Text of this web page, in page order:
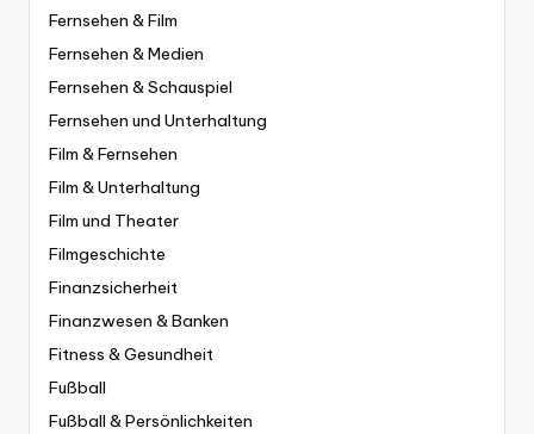
Fernsehen & Film
Fernsehen & Medien
Fernsehen & Schauspiel
Fernsehen und Unterhaltung
Film & Fernsehen
Film & Unterhaltung
Film und Theater
Filmgeschichte
Finanzsicherheit
Finanzwesen & Banken
Fitness & Gesundheit
Fußball
Fußball & Persönlichkeiten